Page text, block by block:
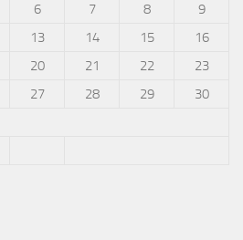
6 7 8
9
13 14 15
16
20 21 22
23
27 28 29
30